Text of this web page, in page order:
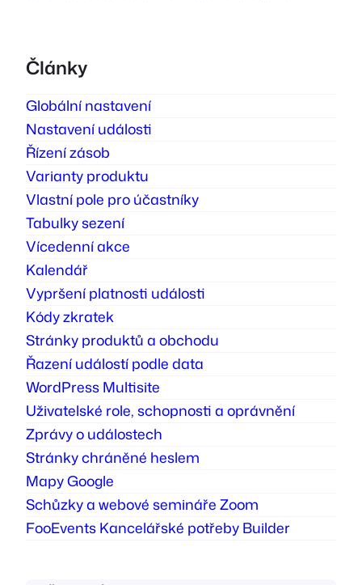
Články
Globální nastavení
Nastavení události
Řízení zásob
Varianty produktu
Vlastní pole pro účastníky
Tabulky sezení
Vícedenní akce
Kalendář
Vypršení platnosti události
Kódy zkratek
Stránky produktů a obchodu
Řazení událostí podle data
WordPress Multisite
Uživatelské role, schopnosti a oprávnění
Zprávy o událostech
Stránky chráněné heslem
Mapy Google
Schůzky a webové semináře Zoom
FooEvents Kancelářské potřeby Builder